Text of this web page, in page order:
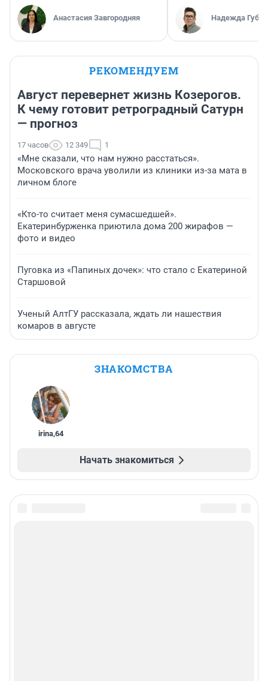
Анастасия Завгородняя Надежда
РЕКОМЕНДУЕМ
Август перевернет жизнь Козерогов.
К чему готовит ретроградный Сатурн
— прогноз
17 часов 12 349 1
«Мне сказали, что нам нужно расстаться».
Московского врача уволили из клиники из-за мата в
личном блоге
«Кто-то считает меня сумасшедшей».
Екатеринбурженка приютила дома 200 жирафов —
фото и видео
Пуговка из «Папиных дочек»: что стало с Екатериной
Старшовой
Ученый АлтГУ рассказала, ждать ли нашествия
комаров в августе
ЗНАКОМСТВА
irina,64
Начать знакомиться